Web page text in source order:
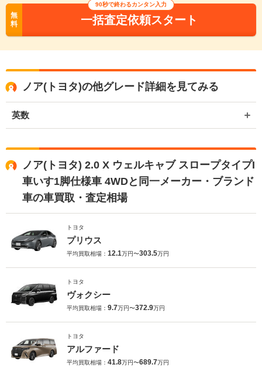
無
料
90秒で終わるカンタン入力
一括査定依頼スタート
ノア(トヨタ)の他グレード詳細を見てみる
英数
ノア(トヨタ) 2.0 X ウェルキャブ スロープタイプI
車いす1脚仕様車 4WDと同一メーカー・ブランド
車の車買取・査定相場
トヨタ
プリウス
平均買取相場： 12.1万円〜303.5万円
トヨタ
ヴォクシー
平均買取相場： 9.7万円〜372.9万円
トヨタ
アルファード
平均買取相場： 41.8万円〜689.7万円